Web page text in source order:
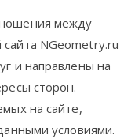
между
NGeometry.ru
и направлены на
сторон.
на сайте,
условиями.